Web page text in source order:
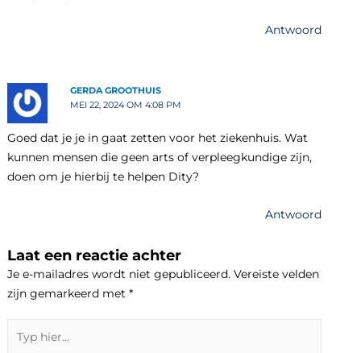
Antwoord
GERDA GROOTHUIS
MEI 22, 2024 OM 4:08 PM
Goed dat je je in gaat zetten voor het ziekenhuis. Wat
kunnen mensen die geen arts of verpleegkundige zijn,
doen om je hierbij te helpen Dity?
Antwoord
Laat een reactie achter
Je e-mailadres wordt niet gepubliceerd. Vereiste velden
zijn gemarkeerd met*
hier...